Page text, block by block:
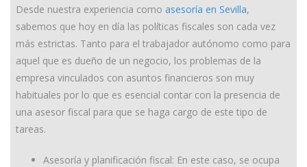
Desde nuestra experiencia como asesoría en Sevilla,
sabemos que hoy en día las políticas fiscales son cada vez
más estrictas. Tanto para el trabajador autónomo como para
aquel que es dueño de un negocio, los problemas de la
empresa vinculados con asuntos financieros son muy
habituales por lo que es esencial contar con la presencia de
una asesor fiscal para que se haga cargo de este tipo de
tareas.
Asesoría y planificación fiscal: En este caso, se ocupa